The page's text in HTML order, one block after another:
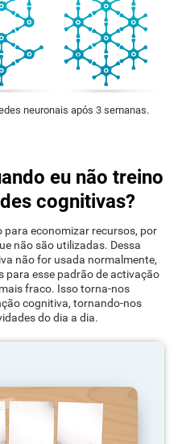
neuronais após 3 semanas.
eu não treino
cognitivas?
para economizar recursos, por
não são utilizadas. Dessa
não for usada normalmente,
para esse padrão de activação
fraco. Isso torna-nos
cognitiva, tornando-nos
do dia a dia.